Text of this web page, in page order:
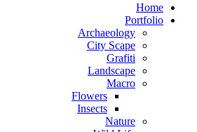
Home
Portfolio
Archaeology
City Scape
Grafiti
Landscape
Macro
Flowers
Insects
Nature